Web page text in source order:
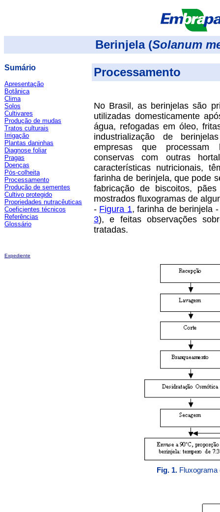
Berinjela (Solanum
Sumário
Apresentação
Botânica
Clima
Solos
Cultivares
Produção de mudas
Tratos culturais
Irrigação
Plantas daninhas
Diagnose foliar
Pragas
Doenças
Pós-colheita
Processamento
Produção de sementes
Cultivo protegido
Propriedades nutracêuticas
Coeficientes técnicos
Referências
Glossário
Expediente
Processamento
No Brasil, as berinjelas são
utilizadas domesticamente
água, refogadas em óleo,
industrialização de
empresas que processam
conservas com outras
características nutricionais,
farinha de berinjela, que pode
fabricação de biscoitos,
mostrados fluxogramas de
- Figura 1, farinha de berinjela
3), e feitas observações
tratadas.
Fig. 1. Fluxograma